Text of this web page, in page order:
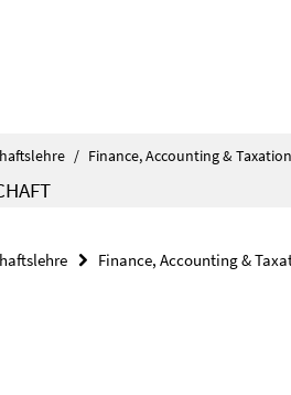
/ Finance, Accounting & Taxation
Finance, Accounting &